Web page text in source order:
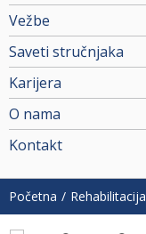
Vežbe
Saveti stručnjaka
Karijera
O nama
Kontakt
Početna Rehabilitacija